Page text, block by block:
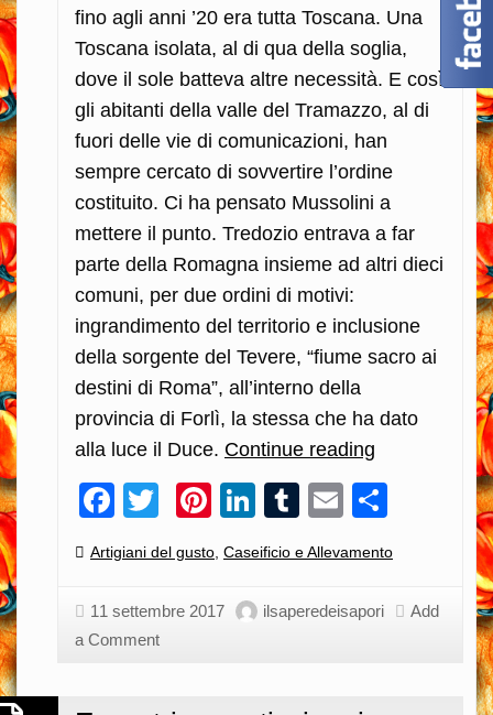
fino agli anni ’20 era tutta Toscana. Una
Toscana isolata, al di qua della soglia,
dove il sole batteva altre necessità. E così
gli abitanti della valle del Tramazzo, al di
fuori delle vie di comunicazioni, han
sempre cercato di sovvertire l’ordine
costituito. Ci ha pensato Mussolini a
mettere il punto. Tredozio entrava a far
parte della Romagna insieme ad altri dieci
comuni, per due ordini di motivi:
ingrandimento del territorio e inclusione
della sorgente del Tevere, “fiume sacro ai
destini di Roma”, all’interno della
provincia di Forlì, la stessa che ha dato
alla luce il Duce. Continue reading
sardi
nella
Romagna
Salvatore
Facebook
TwitterPinterest
LinkedIn
Tumblr
Email
Categories:
Artigiani del gusto, Caseificio e Allevamento
11 settembre 2017 ilsaperedeisapori
Add
a Comment